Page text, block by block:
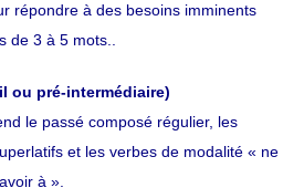
répondre à des besoins imminents
de 3 à 5 mots..
ou pré-intermédiaire)
le passé composé régulier, les
et les verbes de modalité « ne
à ».